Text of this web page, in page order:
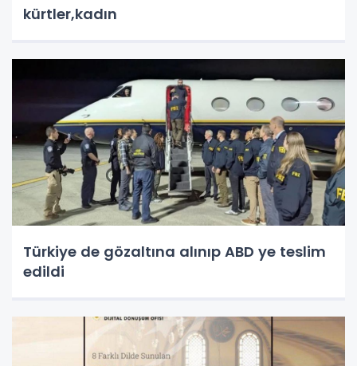
kürtler,kadın
Türkiye de gözaltına alınıp ABD ye teslim
edildi